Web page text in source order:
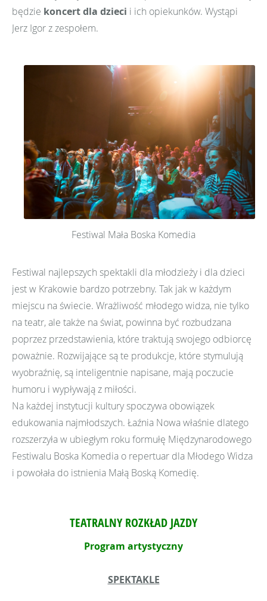
będzie koncert dla dzieci i ich opiekunków. Wystąpi
Jerz Igor z zespołem.
Festiwal Mała Boska Komedia
Festiwal najlepszych spektakli dla młodzieży i dla dzieci
jest w Krakowie bardzo potrzebny. Tak jak w każdym
miejscu na świecie. Wrażliwość młodego widza, nie tylko
na teatr, ale także na świat, powinna być rozbudzana
poprzez przedstawienia, które traktują swojego odbiorcę
poważnie. Rozwijające są te produkcje, które stymulują
wyobraźnię, są inteligentnie napisane, mają poczucie
humoru i wypływają z miłości.
Na każdej instytucji kultury spoczywa obowiązek
edukowania najmłodszych. Łaźnia Nowa właśnie dlatego
rozszerzyła w ubiegłym roku formułę Międzynarodowego
Festiwalu Boska Komedia o repertuar dla Młodego Widza
i powołała do istnienia Małą Boską Komedię.
TEATRALNY ROZKŁAD JAZDY
Program artystyczny
SPEKTAKLE